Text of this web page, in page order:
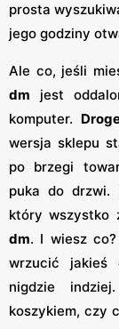
prosta
jego godziny
Ale co, jeśli
dm jest
komputer.
wersja sklepu
po brzegi
puka do drzwi.
który wszystko
dm. I wiesz
wrzucić jakieś
nigdzie
koszykiem, czy